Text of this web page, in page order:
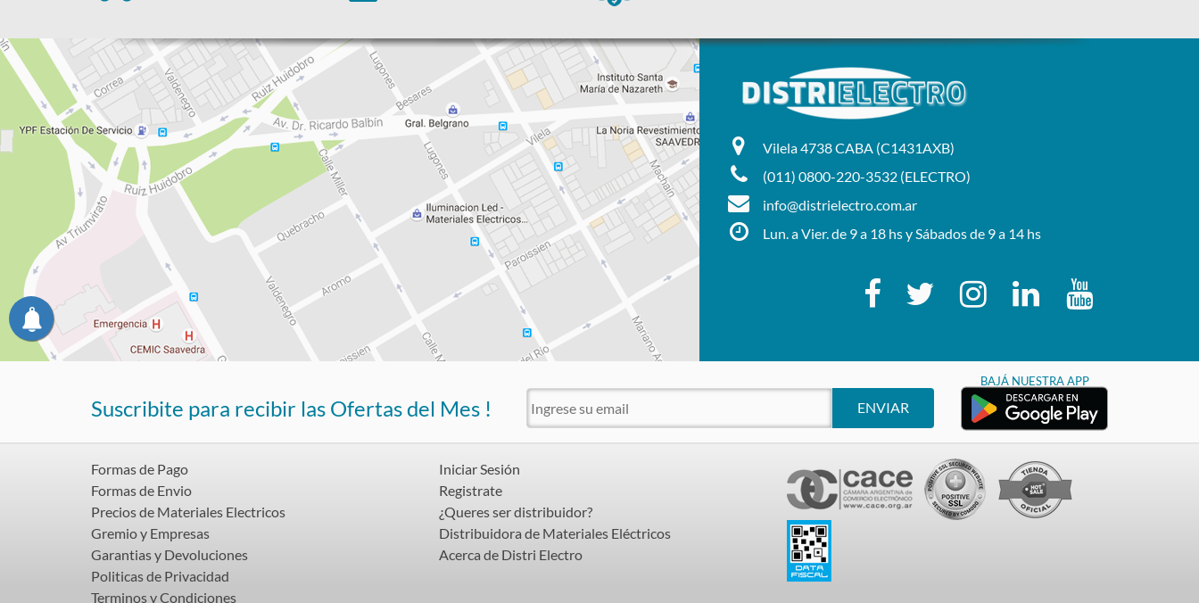
Vilela 4738 CABA (C1431AXB)
(011) 0800-220-3532 (ELECTRO)
info@distrielectro.com.ar
Lun. a Vier. de 9 a 18 hs y Sábados de 9 a 14 hs
Suscribite para recibir las Ofertas del Mes ! ENVIAR
BAJÁ NUESTRA APP
Formas de Pago
Formas de Envio
Precios de Materiales Electricos
Gremio y Empresas
Garantias y Devoluciones
Politicas de Privacidad
Terminos y Condiciones
Iniciar Sesión
Registrate
¿Queres ser distribuidor?
Distribuidora de Materiales Eléctricos
Acerca de Distri Electro